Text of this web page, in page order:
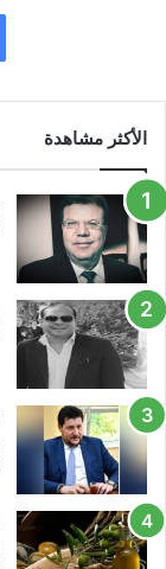
الأكثر مشاهدة